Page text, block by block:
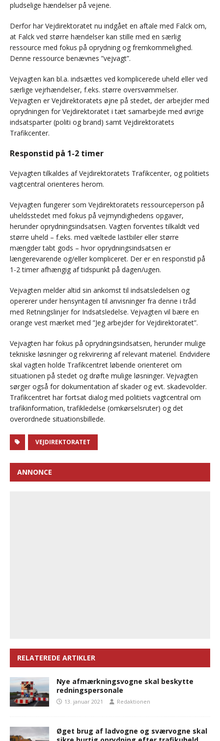
pludselige hændelser på vejene.
Derfor har Vejdirektoratet nu indgået en aftale med Falck om,
at Falck ved større hændelser kan stille med en særlig
ressource med fokus på oprydning og fremkommelighed.
Denne ressource benævnes ”vejvagt”.
Vejvagten kan bl.a. indsættes ved komplicerede uheld eller ved
særlige vejrhændelser, f.eks. større oversvømmelser.
Vejvagten er Vejdirektoratets øjne på stedet, der arbejder med
oprydningen for Vejdirektoratet i tæt samarbejde med øvrige
indsatsparter (politi og brand) samt Vejdirektoratets
Trafikcenter.
Responstid på 1-2 timer
Vejvagten tilkaldes af Vejdirektoratets Trafikcenter, og politiets
vagtcentral orienteres herom.
Vejvagten fungerer som Vejdirektoratets ressourceperson på
uheldsstedet med fokus på vejmyndighedens opgaver,
herunder oprydningsindsatsen. Vagten forventes tilkaldt ved
større uheld – f.eks. med væltede lastbiler eller større
mængder tabt gods – hvor oprydningsindsatsen er
længerevarende og/eller kompliceret. Der er en responstid på
1-2 timer afhængig af tidspunkt på dagen/ugen.
Vejvagten melder altid sin ankomst til indsatsledelsen og
opererer under hensyntagen til anvisninger fra denne i tråd
med Retningslinjer for Indsatsledelse. Vejvagten vil bære en
orange vest mærket med ”Jeg arbejder for Vejdirektoratet”.
Vejvagten har fokus på oprydningsindsatsen, herunder mulige
tekniske løsninger og rekvirering af relevant materiel. Endvidere
skal vagten holde Trafikcentret løbende orienteret om
situationen på stedet og drøfte mulige løsninger. Vejvagten
sørger også for dokumentation af skader og evt. skadevolder.
Trafikcentret har fortsat dialog med politiets vagtcentral om
trafikinformation, trafikledelse (omkørselsruter) og det
overordnede situationsbillede.
VEJDIREKTORATET
ANNONCE
RELATEREDE ARTIKLER
Nye afmærkningsvogne skal beskytte
redningspersonale
13. januar 2021 Redaktionen
Øget brug af ladvogne og sværvogne skal